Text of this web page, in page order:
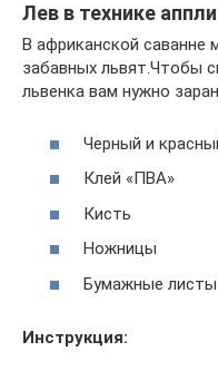
Лев в технике
В африканской саванне
забавных львят.Чтобы
львенка вам нужно
Черный и
Клей «ПВА»
Кисть
Ножницы
Бумажные листы
Инструкция: